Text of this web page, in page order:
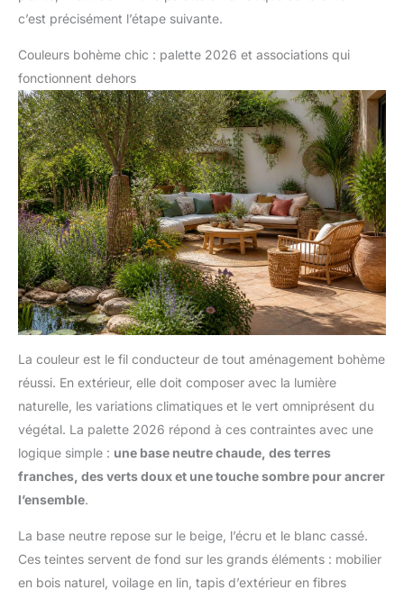
c’est précisément l’étape suivante.
Couleurs bohème chic : palette 2026 et associations qui
fonctionnent dehors
La couleur est le fil conducteur de tout aménagement bohème
réussi. En extérieur, elle doit composer avec la lumière
naturelle, les variations climatiques et le vert omniprésent du
végétal. La palette 2026 répond à ces contraintes avec une
logique simple : une base neutre chaude, des terres
franches, des verts doux et une touche sombre pour ancrer
l’ensemble.
La base neutre repose sur le beige, l’écru et le blanc cassé.
Ces teintes servent de fond sur les grands éléments : mobilier
en bois naturel, voilage en lin, tapis d’extérieur en fibres